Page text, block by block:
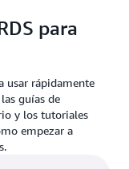
para
usar rápidamente
guías de
y los tutoriales
empezar a